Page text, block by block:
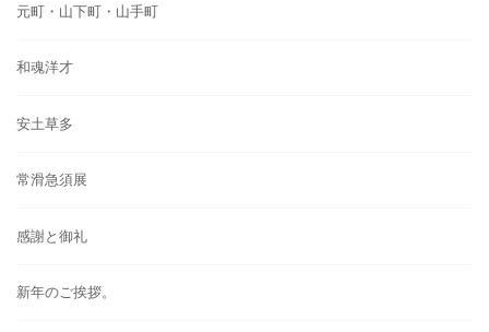
元町・山下町・山手町
和魂洋才
安土草多
常滑急須展
感謝と御礼
新年のご挨拶。